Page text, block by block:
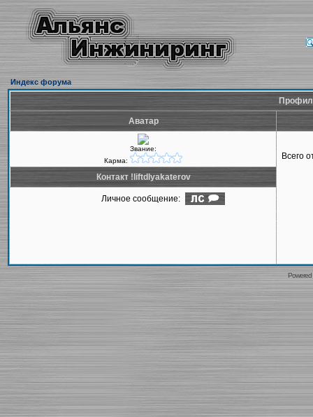
Индекс форума
Аватар
Звание:
Карма:
Всего
Контакт !liftdlyakaterov
Личное сообщение: